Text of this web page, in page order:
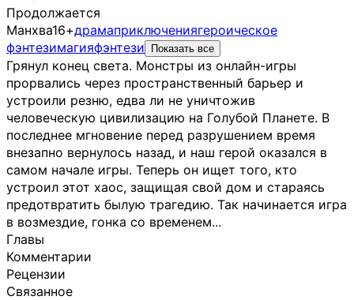
Продолжается
Манхва16+драмаприключениягероическое
фэнтезимагияфэнтези Показать все
Грянул конец света. Монстры из онлайн-игры
прорвались через пространственный барьер и
устроили резню, едва ли не уничтожив
человеческую цивилизацию на Голубой Планете. В
последнее мгновение перед разрушением время
внезапно вернулось назад, и наш герой оказался в
самом начале игры. Теперь он ищет того, кто
устроил этот хаос, защищая свой дом и стараясь
предотвратить былую трагедию. Так начинается игра
в возмездие, гонка со временем...
Главы
Комментарии
Рецензии
Связанное